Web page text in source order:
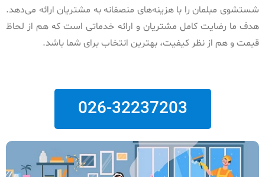
شستشوی مبلمان را با هزینه‌های منصفانه به مشتریان ارائه می‌دهد.
هدف ما رضایت کامل مشتریان و ارائه خدماتی است که هم از لحاظ
قیمت و هم از نظر کیفیت، بهترین انتخاب برای شما باشد.
026-32237203